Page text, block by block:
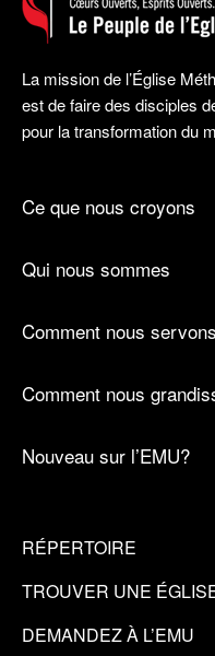
La mission de l’Église
est de faire des disciples
pour la transformation du
Ce que nous croyons
Qui nous sommes
Comment nous servons
Comment nous
Nouveau sur l’EMU?
RÉPERTOIRE
TROUVER UNE
DEMANDEZ À L’EMU